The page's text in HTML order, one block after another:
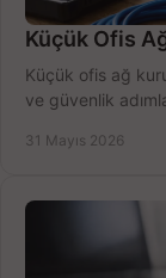
Küçük Ofis
Küçük ofis ağ
ve güvenlik
31 Mayıs 2026